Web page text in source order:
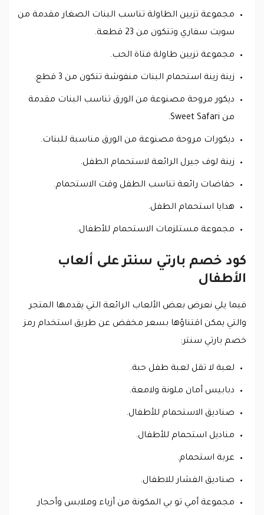
مجموعة تزيين الطاولة تناسب البنات الصغار مقدمة من
سويت سفاري وتتكون من 23 قطعة.
مجموعة تزيين طاولة فتاة الحب.
زينة زينة استحمام البنات منفوشة تتكون من 3 قطع.
ديكور مروحة مصنوعة من الورق تناسب البنات مقدمة
من Sweet Safari.
ديكورات مروحة مصنوعة من الورق مناسبة للبنات.
زينة لوف جيرل الرائعة لاستحمام الطفل.
حفاضات رائعة تناسب الطفل وقت الاستحمام.
هدايا استحمام الطفل.
مجموعة مستلزمات الاستحمام للأطفال.
كود خصم بارتي سنتر على ألعاب
الأطفال
فيما يلي نعرض بعض الألعاب الرائعة التي يقدمها المتجر
والتي يمكن اقتناؤها بسعر مخفض عن طريق استخدام رمز
خصم بارتي سنتر:
لعبة لا تقل لعبة طفل حبة.
دبابيس أمان ملونة ولامعة.
صناديق الاستحمام للأطفال.
مناديل استحمام للأطفال.
عربة استحمام.
صناديق الفشار للاطفال.
مجموعة أمي تو بي المكونة من أزياء وملابس وأحجار